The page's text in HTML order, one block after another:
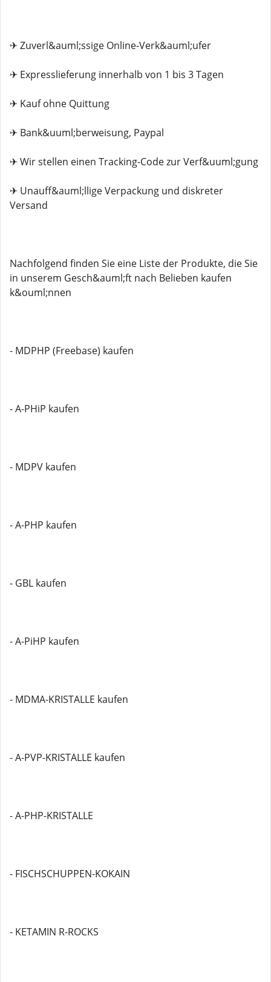
✈ Zuverl&auml;ssige Online-Verk&auml;ufer
✈ Expresslieferung innerhalb von 1 bis 3 Tagen
✈ Kauf ohne Quittung
✈ Bank&uuml;berweisung, Paypal
✈ Wir stellen einen Tracking-Code zur Verf&uuml;gung
✈ Unauff&auml;llige Verpackung und diskreter
Versand
Nachfolgend finden Sie eine Liste der Produkte, die Sie
in unserem Gesch&auml;ft nach Belieben kaufen
k&ouml;nnen
- MDPHP (Freebase) kaufen
- A-PHiP kaufen
- MDPV kaufen
- A-PHP kaufen
- GBL kaufen
- A-PiHP kaufen
- MDMA-KRISTALLE kaufen
- A-PVP-KRISTALLE kaufen
- A-PHP-KRISTALLE
- FISCHSCHUPPEN-KOKAIN
- KETAMIN R-ROCKS